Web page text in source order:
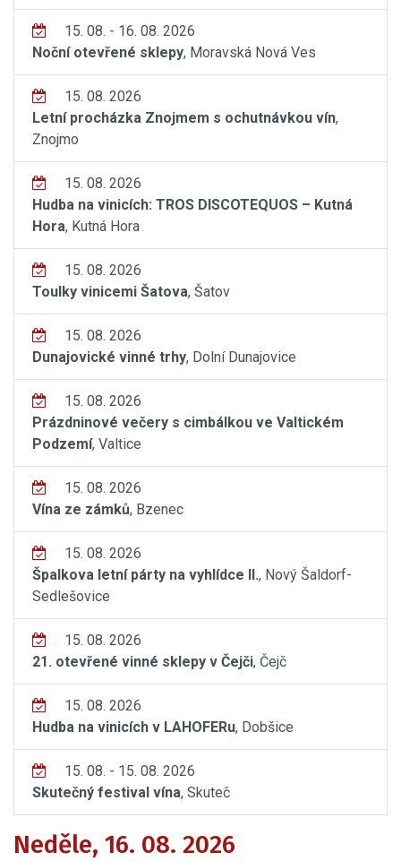
15. 08. - 16. 08. 2026
Noční otevřené sklepy, Moravská Nová Ves
15. 08. 2026
Letní procházka Znojmem s ochutnávkou vín,
Znojmo
15. 08. 2026
Hudba na vinicích: TROS DISCOTEQUOS – Kutná
Hora, Kutná Hora
15. 08. 2026
Toulky vinicemi Šatova, Šatov
15. 08. 2026
Dunajovické vinné trhy, Dolní Dunajovice
15. 08. 2026
Prázdninové večery s cimbálkou ve Valtickém
Podzemí, Valtice
15. 08. 2026
Vína ze zámků, Bzenec
15. 08. 2026
Špalkova letní párty na vyhlídce II., Nový Šaldorf-
Sedlešovice
15. 08. 2026
21. otevřené vinné sklepy v Čejči, Čejč
15. 08. 2026
Hudba na vinicích v LAHOFERu, Dobšice
15. 08. - 15. 08. 2026
Skutečný festival vína, Skuteč
Neděle, 16. 08. 2026